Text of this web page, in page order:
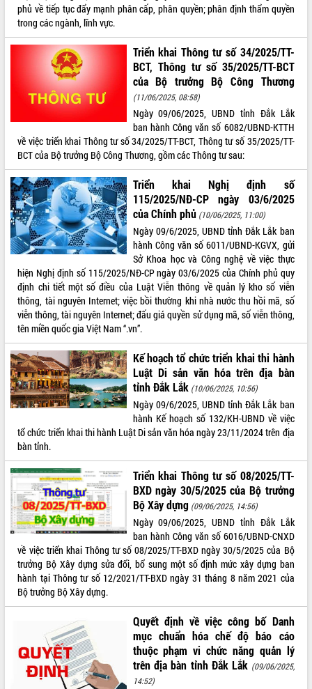
phủ về tiếp tục đẩy mạnh phân cấp, phân quyền; phân định thẩm quyền
trong các ngành, lĩnh vực.
Triển khai Thông tư số 34/2025/TT-
BCT, Thông tư số 35/2025/TT-BCT
của Bộ trưởng Bộ Công Thương
(11/06/2025, 08:58)
Ngày 09/06/2025, UBND tỉnh Đắk Lắk
ban hành Công văn số 6082/UBND-KTTH
về việc triển khai Thông tư số 34/2025/TT-BCT, Thông tư số 35/2025/TT-
BCT của Bộ trưởng Bộ Công Thương, gồm các Thông tư sau:
Triển khai Nghị định số
115/2025/NĐ-CP ngày 03/6/2025
của Chính phủ (10/06/2025, 11:00)
Ngày 09/6/2025, UBND tỉnh Đắk Lắk ban
hành Công văn số 6011/UBND-KGVX, gửi
Sở Khoa học và Công nghệ về việc thực
hiện Nghị định số 115/2025/NĐ-CP ngày 03/6/2025 của Chính phủ quy
định chi tiết một số điều của Luật Viễn thông về quản lý kho số viễn
thông, tài nguyên Internet; việc bồi thường khi nhà nước thu hồi mã, số
viễn thông, tài nguyên Internet; đấu giá quyền sử dụng mã, số viễn thông,
tên miền quốc gia Việt Nam “.vn”.
Kế hoạch tổ chức triển khai thi hành
Luật Di sản văn hóa trên địa bàn
tỉnh Đắk Lắk (10/06/2025, 10:56)
Ngày 09/6/2025, UBND tỉnh Đắk Lắk ban
hành Kế hoạch số 132/KH-UBND về việc
tổ chức triển khai thi hành Luật Di sản văn hóa ngày 23/11/2024 trên địa
bàn tỉnh.
Triển khai Thông tư số 08/2025/TT-
BXD ngày 30/5/2025 của Bộ trưởng
Bộ Xây dựng (09/06/2025, 14:56)
Ngày 09/06/2025, UBND tỉnh Đắk Lắk
ban hành Công văn số 6016/UBND-CNXD
về việc triển khai Thông tư số 08/2025/TT-BXD ngày 30/5/2025 của Bộ
trưởng Bộ Xây dựng sửa đổi, bổ sung một số định mức xây dựng ban
hành tại Thông tư số 12/2021/TT-BXD ngày 31 tháng 8 năm 2021 của
Bộ trưởng Bộ Xây dựng.
Quyết định về việc công bố Danh
mục chuẩn hóa chế độ báo cáo
thuộc phạm vi chức năng quản lý
trên địa bàn tỉnh Đắk Lắk (09/06/2025,
14:52)